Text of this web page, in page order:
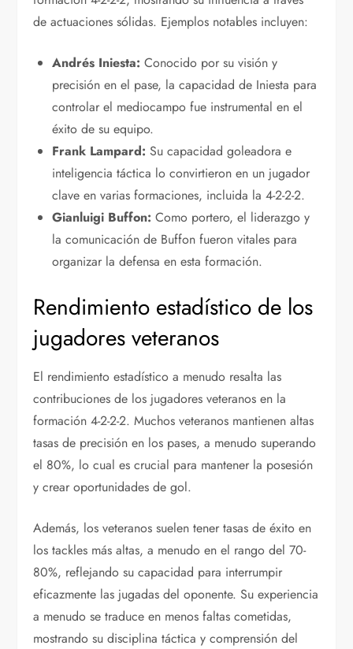
de actuaciones sólidas. Ejemplos notables incluyen:
Andrés Iniesta: Conocido por su visión y
precisión en el pase, la capacidad de Iniesta para
controlar el mediocampo fue instrumental en el
éxito de su equipo.
Frank Lampard: Su capacidad goleadora e
inteligencia táctica lo convirtieron en un jugador
clave en varias formaciones, incluida la 4-2-2-2.
Gianluigi Buffon: Como portero, el liderazgo y
la comunicación de Buffon fueron vitales para
organizar la defensa en esta formación.
Rendimiento estadístico de los
jugadores veteranos
El rendimiento estadístico a menudo resalta las
contribuciones de los jugadores veteranos en la
formación 4-2-2-2. Muchos veteranos mantienen altas
tasas de precisión en los pases, a menudo superando
el 80%, lo cual es crucial para mantener la posesión
y crear oportunidades de gol.
Además, los veteranos suelen tener tasas de éxito en
los tackles más altas, a menudo en el rango del 70-
80%, reflejando su capacidad para interrumpir
eficazmente las jugadas del oponente. Su experiencia
a menudo se traduce en menos faltas cometidas,
mostrando su disciplina táctica y comprensión del